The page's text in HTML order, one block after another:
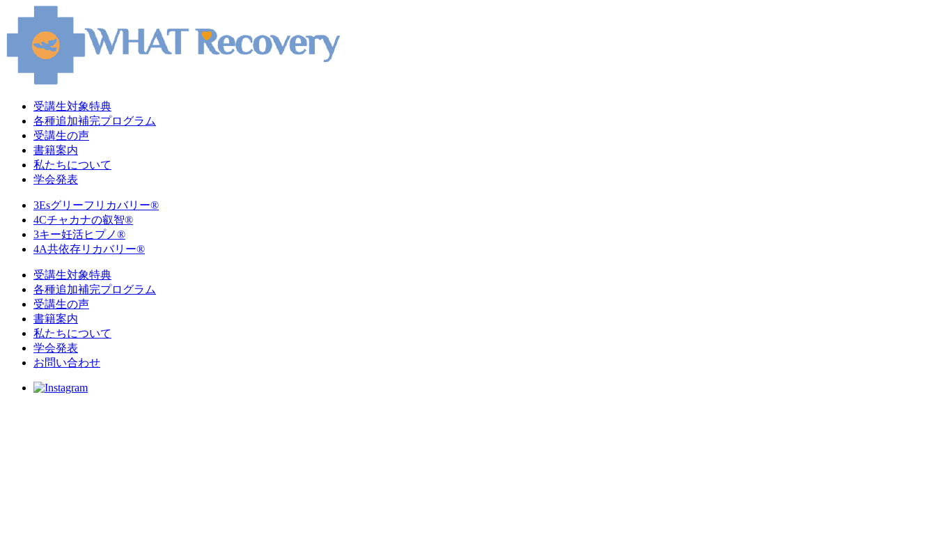
受講生対象特典
各種追加補完プログラム
受講生の声
書籍案内
私たちについて
学会発表
3Esグリーフリカバリー®
4Cチャカナの叡智®
3キー妊活ヒプノ®
4A共依存リカバリー®
受講生対象特典
各種追加補完プログラム
受講生の声
書籍案内
私たちについて
学会発表
お問い合わせ